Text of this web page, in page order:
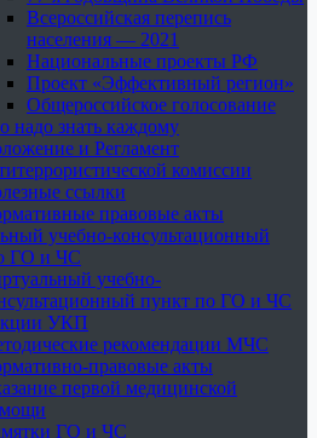
Всероссийская перепись
населения — 2021
Национальные проекты РФ
Проект «Эффективный регион»
Общероссийское голосование
надо знать каждому
и Регламент
комиссии
ссылки
правовые акты
учебно-консультационный
ГО и ЧС
учебно-
пункт по ГО и ЧС
УКП
рекомендации МЧС
правовые акты
первой медицинской
ГО и ЧС